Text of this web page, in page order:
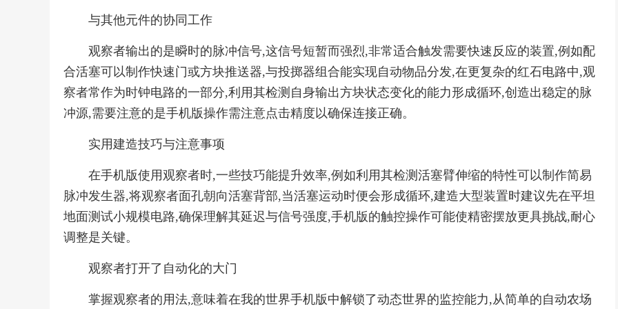
与其他元件的协同工作
观察者输出的是瞬时的脉冲信号,这信号短暂而强烈,非常适合触发需要快速反应的装置,例如配
合活塞可以制作快速门或方块推送器,与投掷器组合能实现自动物品分发,在更复杂的红石电路中,观
察者常作为时钟电路的一部分,利用其检测自身输出方块状态变化的能力形成循环,创造出稳定的脉
冲源,需要注意的是手机版操作需注意点击精度以确保连接正确。
实用建造技巧与注意事项
在手机版使用观察者时,一些技巧能提升效率,例如利用其检测活塞臂伸缩的特性可以制作简易
脉冲发生器,将观察者面孔朝向活塞背部,当活塞运动时便会形成循环,建造大型装置时建议先在平坦
地面测试小规模电路,确保理解其延迟与信号强度,手机版的触控操作可能使精密摆放更具挑战,耐心
调整是关键。
观察者打开了自动化的大门
掌握观察者的用法,意味着在我的世界手机版中解锁了动态世界的监控能力,从简单的自动农场